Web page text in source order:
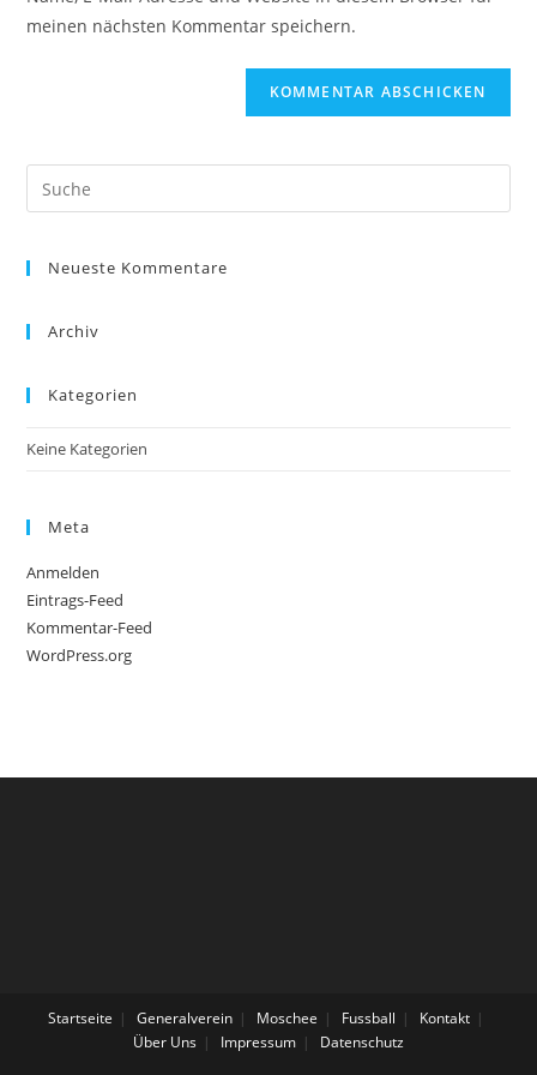
ein
meinen nächsten Kommentar speichern.
Suche
nach:
Neueste Kommentare
Archiv
Kategorien
Keine Kategorien
Meta
Anmelden
Eintrags-Feed
Kommentar-Feed
WordPress.org
Startseite Generalverein Moschee Fussball
Kontakt
Über Uns
Impressum Datenschutz